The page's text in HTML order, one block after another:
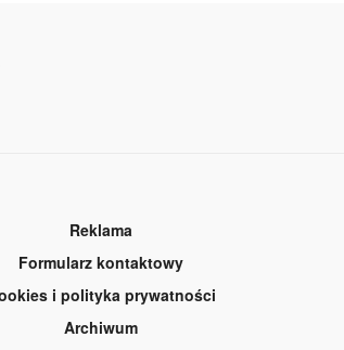
Reklama
Formularz kontaktowy
i polityka prywatności
Archiwum